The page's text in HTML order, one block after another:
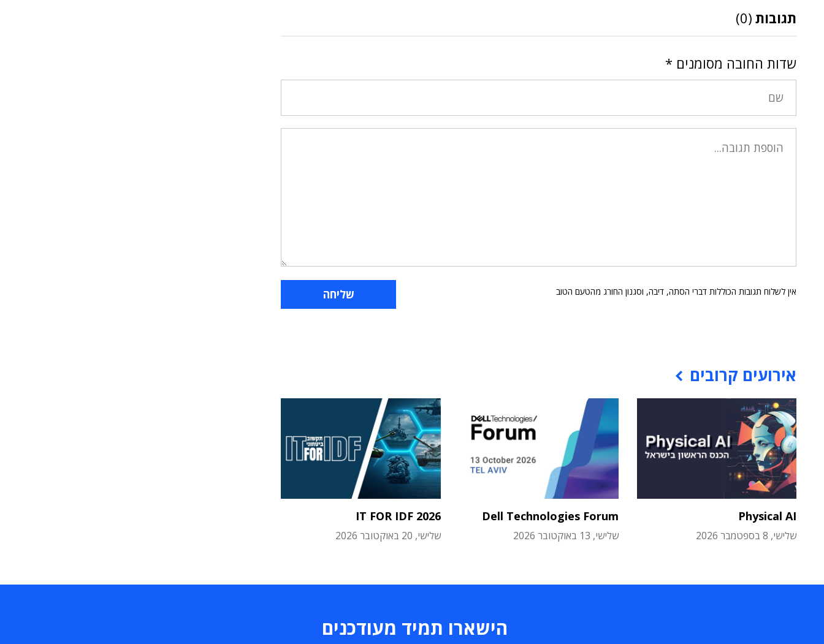
תגובות (0)
שדות החובה מסומנים *
אין לשלוח תגובות הכוללות דברי הסתה, דיבה, וסגנון החורג מהטעם הטוב
אירועים קרובים
Physical AI
שלישי, 8 בספטמבר 2026
Dell Technologies Forum
שלישי, 13 באוקטובר 2026
IT FOR IDF 2026
שלישי, 20 באוקטובר 2026
הישארו תמיד מעודכנים